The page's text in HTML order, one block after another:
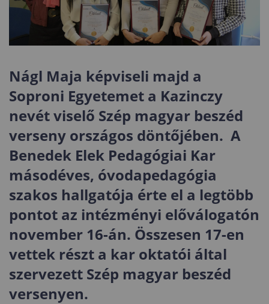
Nágl Maja képviseli majd a
Soproni Egyetemet a Kazinczy
nevét viselő Szép magyar beszéd
verseny országos döntőjében. A
Benedek Elek Pedagógiai Kar
másodéves, óvodapedagógia
szakos hallgatója érte el a legtöbb
pontot az intézményi előválogatón
november 16-án. Összesen 17-en
vettek részt a kar oktatói által
szervezett Szép magyar beszéd
versenyen.